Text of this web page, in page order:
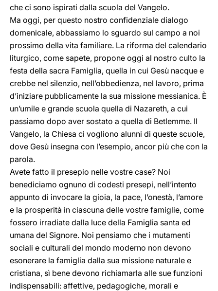
che ci sono ispirati dalla scuola del Vangelo.
Ma oggi, per questo nostro confidenziale dialogo
domenicale, abbassiamo lo sguardo sul campo a noi
prossimo della vita familiare. La riforma del calendario
liturgico, come sapete, propone oggi al nostro culto la
festa della sacra Famiglia, quella in cui Gesù nacque e
crebbe nel silenzio, nell’obbedienza, nel lavoro, prima
d’iniziare pubblicamente la sua missione messianica. È
un’umile e grande scuola quella di Nazareth, a cui
passiamo dopo aver sostato a quella di Betlemme. Il
Vangelo, la Chiesa ci vogliono alunni di queste scuole,
dove Gesù insegna con l’esempio, ancor più che con la
parola.
Avete fatto il presepio nelle vostre case? Noi
benediciamo ognuno di codesti presepi, nell’intento
appunto di invocare la gioia, la pace, l’onestà, l’amore
e la prosperità in ciascuna delle vostre famiglie, come
fossero irradiate dalla luce della Famiglia santa ed
umana del Signore. Noi pensiamo che i mutamenti
sociali e culturali del mondo moderno non devono
esonerare la famiglia dalla sua missione naturale e
cristiana, sì bene devono richiamarla alle sue funzioni
indispensabili: affettive, pedagogiche, morali e